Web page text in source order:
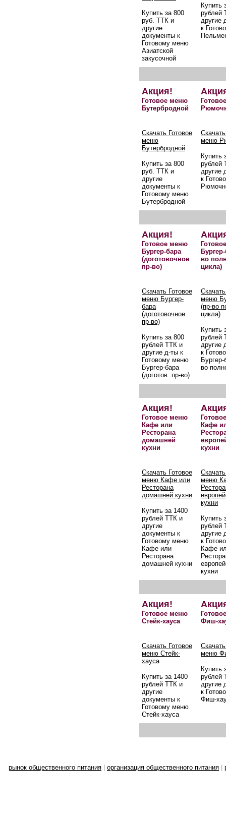
Купить за 800
руб. ТТК и
другие
документы к
Готовому меню
Азиатской
закусочной
Купить
рублей
другие
к
Акция!
Готовое меню
Бутербродной
Скачать Готовое
меню
Бутербродной
Купить за 800
руб. ТТК и
другие
документы к
Готовому меню
Бутербродной
меню
Купить
рублей
другие
к
Акция!
Готовое меню
Бургер-бара
(доготовочное
пр-во)
во
цикла)
Скачать Готовое
меню Бургер-
бара
(доготовочное
пр-во)
Купить за 800
рублей ТТК и
другие д-ты к
Готовому меню
Бургер-бара
(доготов. пр-во)
меню
(пр-во
цикла)
Купить
рублей
другие
к
во
Акция!
Готовое меню
Кафе или
Ресторана
домашней
кухни
Кафе
кухни
Скачать Готовое
меню Кафе или
Ресторана
домашней кухни
Купить за 1400
рублей ТТК и
другие
документы к
Готовому меню
Кафе или
Ресторана
домашней кухни
меню
кухни
Купить
рублей
другие
к
Кафе
кухни
Акция!
Готовое меню
Стейк-хауса
Фиш-
Скачать Готовое
меню Стейк-
хауса
Купить за 1400
рублей ТТК и
другие
документы к
Готовому меню
Стейк-хауса
меню
Купить
рублей
другие
к
Фиш-
рынок общественного питания организация общественного питания